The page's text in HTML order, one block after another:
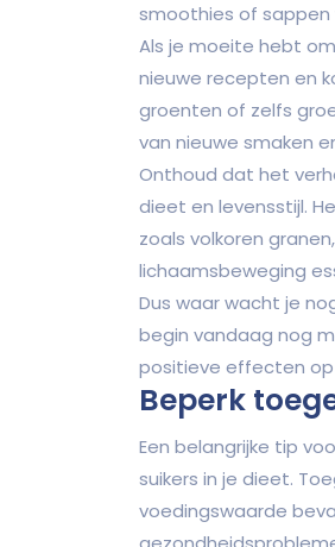
smoothies of
Als je moeite hebt
nieuwe recepten en
groenten of zelfs
van nieuwe smaken
Onthoud dat het
dieet en levensstijl.
zoals volkoren
lichaamsbeweging
Dus waar wacht je
begin vandaag nog
positieve effecten op
Beperk
Een belangrijke tip
suikers in je dieet.
voedingswaarde